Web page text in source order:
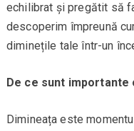
echilibrat și pregătit să
descoperim împreună
diminețile tale într-un
De ce sunt
Dimineața este